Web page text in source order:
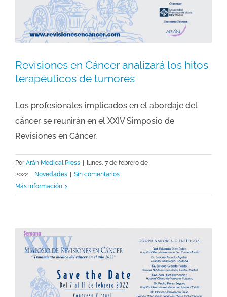
Revisiones en Cáncer analizará los hitos
terapéuticos de tumores
Los profesionales implicados en el abordaje del
cáncer se reunirán en el XXIV Simposio de
Revisiones en Cáncer.
PorArán Medical Press |
lunes, 7 de febrero de
2022 | Novedades | Sin comentarios
Más información